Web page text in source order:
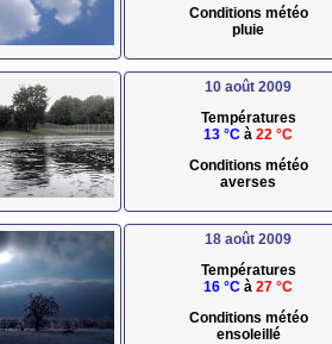
Conditions météo
pluie
10 août 2009
Températures
13 °C à 22 °C
Conditions météo
averses
18 août 2009
Températures
16 °C à 27 °C
Conditions météo
ensoleillé